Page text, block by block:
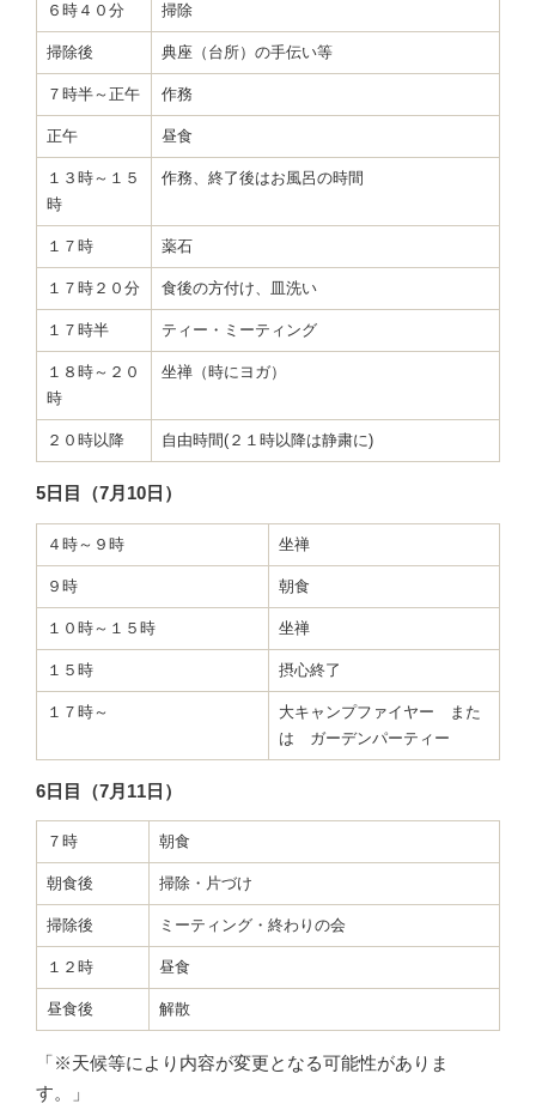
６時４０分 掃除
掃除後 典座（台所）の手伝い等
７時半～正午 作務
正午 昼食
１３時～１５
時
作務、終了後はお風呂の時間
１７時 薬石
１７時２０分 食後の方付け、皿洗い
１７時半 ティー・ミーティング
１８時～２０
時
坐禅（時にヨガ）
２０時以降 自由時間(２１時以降は静粛に)
5日目（7月10日）
４時～９時 坐禅
９時 朝食
１０時～１５時 坐禅
１５時 摂心終了
１７時～
大キャンプファイヤー また
は ガーデンパーティー
6日目（7月11日）
７時 朝食
朝食後 掃除・片づけ
掃除後 ミーティング・終わりの会
１２時 昼食
昼食後 解散
「※天候等により内容が変更となる可能性がありま
す。」